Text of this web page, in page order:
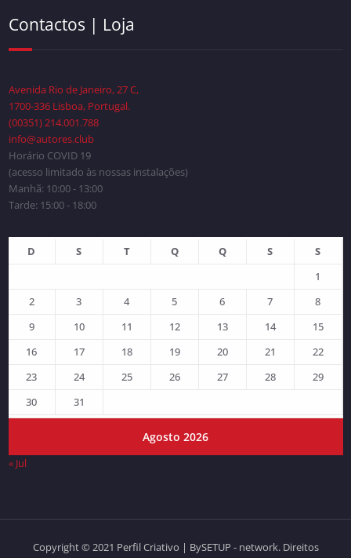
Contactos | Loja
Avenida Rio de Janeiro, 27 C,
1700-336 Lisboa, Portugal.
(00351) 214.001.788
info@autores.club
Horário COVID 19
(acesso limitado às nossas instalações)
Manhã: 10:00 - 13:00
Tarde: 15:00 - 18:00
Agosto 2026
D S T Q Q S
S
1
2
3 4 5 6 7
8
9
10 11 12 13 14
15
16
17 18 19 20 21
22
23
24 25 26 27 28
29
30
31
« Jul
Copyright © 2021 Perfil Criativo | BySETUP - network. Direitos